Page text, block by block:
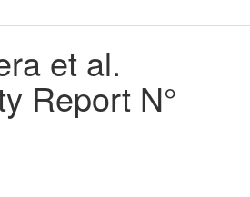
et al.
Report N°